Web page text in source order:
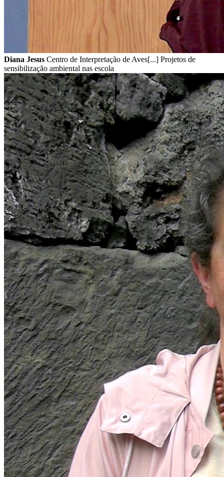
Diana Jesus Centro de Interpretação de Aves[...] Projetos de
sensibilização ambiental nas escola